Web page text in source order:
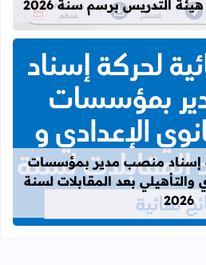
هيئة التدريس برسم سنة 2026
قراءة المزيد عن النتائج النهائية
إسناد منصب مدير بمؤسسات
والتأهيلي بعد المقابلات لسنة
2026